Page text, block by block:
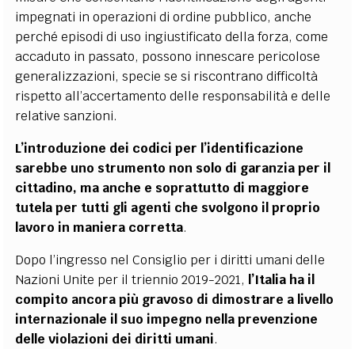
impegnati in operazioni di ordine pubblico, anche
perché episodi di uso ingiustificato della forza, come
accaduto in passato, possono innescare pericolose
generalizzazioni, specie se si riscontrano difficoltà
rispetto all’accertamento delle responsabilità e delle
relative sanzioni.
L’introduzione dei codici per l’identificazione
sarebbe uno strumento non solo di garanzia per il
cittadino, ma anche e soprattutto di maggiore
tutela per tutti gli agenti che svolgono il proprio
lavoro in maniera corretta.
Dopo l’ingresso nel Consiglio per i diritti umani delle
Nazioni Unite per il triennio 2019-2021, l’Italia ha il
compito ancora più gravoso di dimostrare a livello
internazionale il suo impegno nella prevenzione
delle violazioni dei diritti umani.